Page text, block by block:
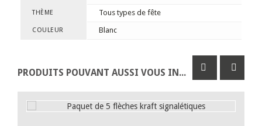
THÈME Tous types de fête
COULEUR Blanc
PRODUITS POUVANT AUSSI VOUS INTÉRESSER